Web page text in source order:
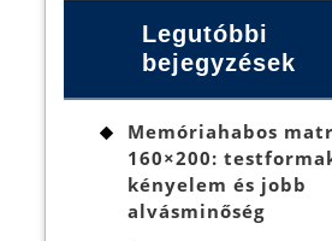
Legutóbbi
bejegyzések
Memóriahabos
160×200:
kényelem és jobb
alvásminőség